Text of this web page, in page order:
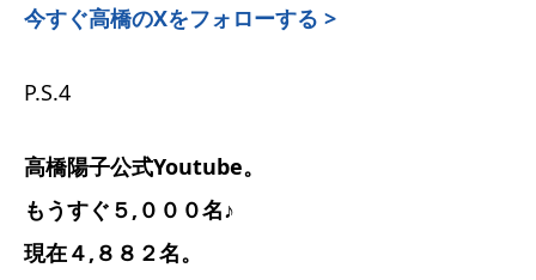
今すぐ高橋のXをフォローする >
P.S.4
高橋陽子公式Youtube。
もうすぐ５,０００名♪
現在４,８８２名。